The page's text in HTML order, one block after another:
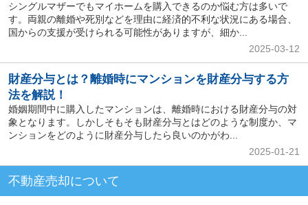
シングルマザーでもマイホームを購入できるのか悩む方は多いで
す。両親の離婚や死別などを理由に経済的不利な状況にある場合、
国からの支援が受けられる可能性がありますが、細か...
2025-03-12
財産分与とは？離婚時にマンションを財産分与する方
法を解説！
婚姻期間中に購入したマンションは、離婚時における財産分与の対
象となります。しかしそもそも財産分与とはどのような制度か、マ
ンションをどのように財産分与したら良いのかがわ...
2025-01-21
不動産売却について